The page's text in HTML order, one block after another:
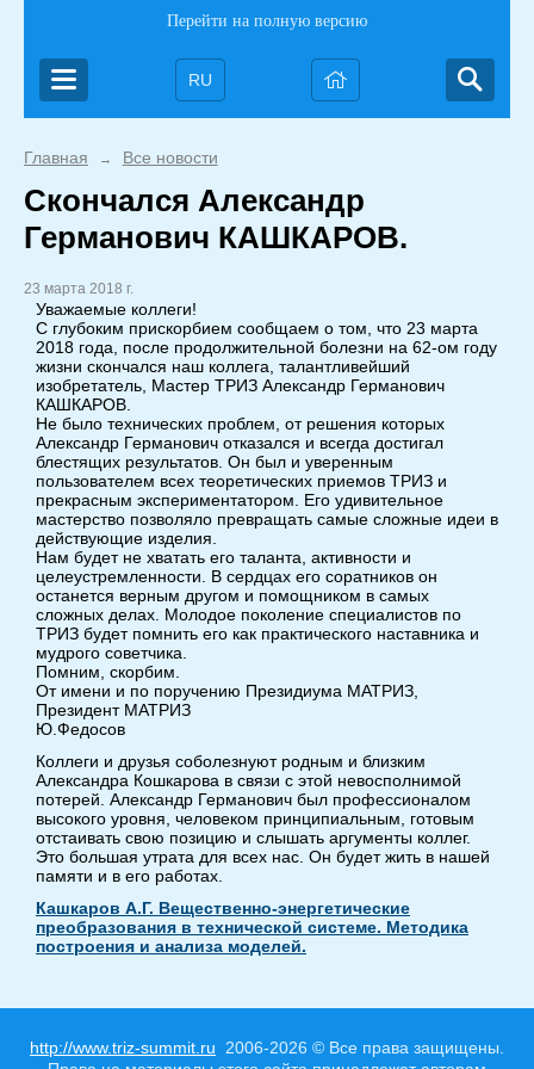
Перейти на полную версию
RU
Главная → Все новости
Cкончался Александр
Германович КАШКАРОВ.
23 марта 2018 г.
Уважаемые коллеги!
С глубоким прискорбием сообщаем о том, что 23 марта
2018 года, после продолжительной болезни на 62-ом году
жизни скончался наш коллега, талантливейший
изобретатель, Мастер ТРИЗ Александр Германович
КАШКАРОВ.
Не было технических проблем, от решения которых
Александр Германович отказался и всегда достигал
блестящих результатов. Он был и уверенным
пользователем всех теоретических приемов ТРИЗ и
прекрасным экспериментатором. Его удивительное
мастерство позволяло превращать самые сложные идеи в
действующие изделия.
Нам будет не хватать его таланта, активности и
целеустремленности. В сердцах его соратников он
останется верным другом и помощником в самых
сложных делах. Молодое поколение специалистов по
ТРИЗ будет помнить его как практического наставника и
мудрого советчика.
Помним, скорбим.
От имени и по поручению Президиума МАТРИЗ,
Президент МАТРИЗ
Ю.Федосов
Коллеги и друзья соболезнуют родным и близким
Александра Кошкарова в связи с этой невосполнимой
потерей. Александр Германович был профессионалом
высокого уровня, человеком принципиальным, готовым
отстаивать свою позицию и слышать аргументы коллег.
Это большая утрата для всех нас. Он будет жить в нашей
памяти и в его работах.
Кашкаров А.Г. Вещественно-энергетические
преобразования в технической системе. Методика
построения и анализа моделей.
http://www.triz-summit.ru 2006-2026 © Все права защищены.